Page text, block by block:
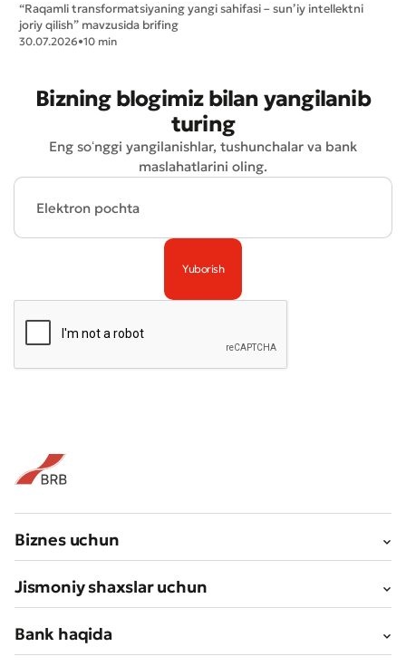
“Raqamli transformatsiyaning yangi sahifasi – sun’iy intellektni
joriy qilish” mavzusida brifing
30.07.2026•10 min
Bizning blogimiz bilan yangilanib
turing
Eng soʻnggi yangilanishlar, tushunchalar va bank
maslahatlarini oling.
Biznes uchun
Jismoniy shaxslar uchun
Bank haqida